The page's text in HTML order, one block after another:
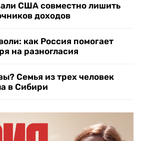
США совместно лишить
доходов
как Россия помогает
на разногласия
Семья из трех человек
в Сибири